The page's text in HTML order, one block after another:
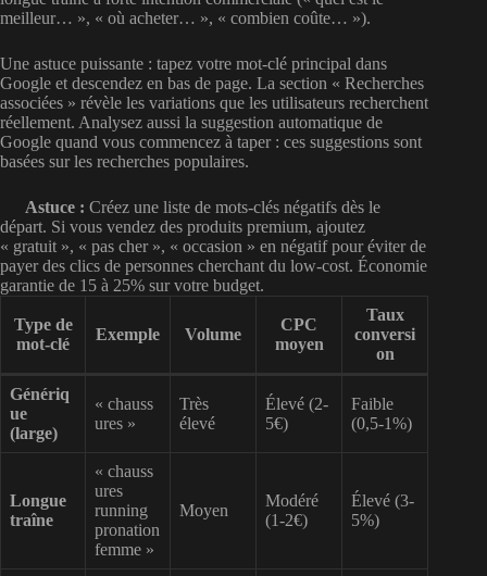
meilleur… », « où acheter… », « combien coûte… »).
Une astuce puissante : tapez votre mot-clé principal dans
Google et descendez en bas de page. La section « Recherches
associées » révèle les variations que les utilisateurs recherchent
réellement. Analysez aussi la suggestion automatique de
Google quand vous commencez à taper : ces suggestions sont
basées sur les recherches populaires.
Astuce : Créez une liste de mots-clés négatifs dès le
départ. Si vous vendez des produits premium, ajoutez
« gratuit », « pas cher », « occasion » en négatif pour éviter de
payer des clics de personnes cherchant du low-cost. Économie
garantie de 15 à 25% sur votre budget.
Type de
mot-clé
Exemple Volume
CPC
moyen
Taux
conversi
on
Génériq
ue
(large)
« chauss
ures »
Très
élevé
Élevé (2-
5€)
Faible
(0,5-1%)
Longue
traîne
« chauss
ures
running
pronation
femme »
Moyen
Modéré
(1-2€)
Élevé (3-
5%)